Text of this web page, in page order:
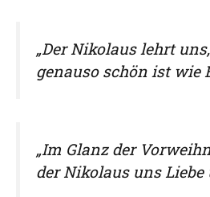
„Der Nikolaus lehrt
genauso schön ist wie
„Im Glanz der
der Nikolaus uns Liebe